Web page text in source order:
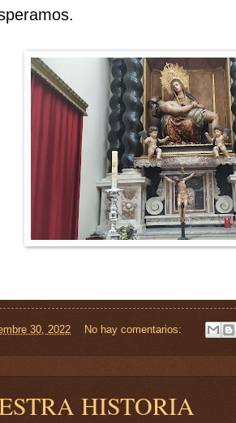
30, 2022 No hay comentarios:
HISTORIA